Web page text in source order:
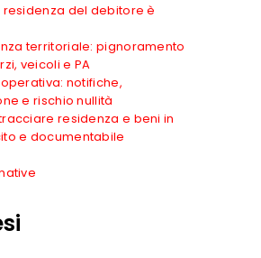
residenza del debitore è
territoriale: pignoramento
veicoli e PA
notifiche,
e rischio nullità
residenza e beni in
e documentabile